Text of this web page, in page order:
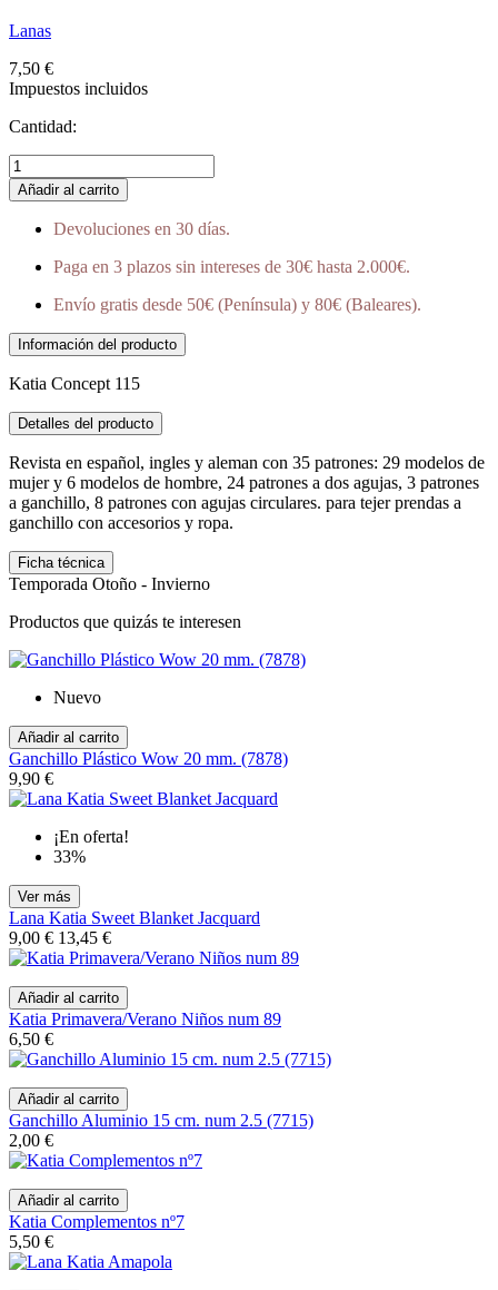
Lanas
7,50 €
Impuestos incluidos
Cantidad:
Añadir al carrito
Devoluciones en 30 días.
Paga en 3 plazos sin intereses de 30€ hasta 2.000€.
Envío gratis desde 50€ (Península) y 80€ (Baleares).
Información del producto
Katia Concept 115
Detalles del producto
Revista en español, ingles y aleman con 35 patrones: 29 modelos de
mujer y 6 modelos de hombre, 24 patrones a dos agujas, 3 patrones
a ganchillo, 8 patrones con agujas circulares. para tejer prendas a
ganchillo con accesorios y ropa.
Ficha técnica
Temporada Otoño - Invierno
Productos que quizás te interesen
Nuevo
Añadir al carrito
Ganchillo Plástico Wow 20 mm. (7878)
9,90 €
¡En oferta!
33%
Ver más
Lana Katia Sweet Blanket Jacquard
9,00 € 13,45 €
Añadir al carrito
Katia Primavera/Verano Niños num 89
6,50 €
Añadir al carrito
Ganchillo Aluminio 15 cm. num 2.5 (7715)
2,00 €
Añadir al carrito
Katia Complementos nº7
5,50 €